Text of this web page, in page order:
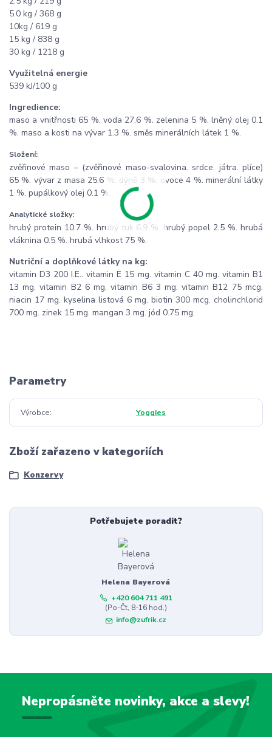
5.0 kg / 368 g
10kg / 619 g
15 kg / 838 g
30 kg / 1218 g
Využitelná energie
539 kJ/100 g
Ingredience:
maso a vnitřnosti 65 %. voda 27.6 %. zelenina 5 %. lněný olej 0.1
%. maso a kosti na vývar 1.3 %. směs minerálních látek 1 %.
Složení:
zvěřinové maso – (zvěřinové maso-svalovina. srdce. játra. plíce)
65 %. vývar z masa 25.6 %. dýně 3 %. ovoce 4 %. minerální látky
1 %. pupálkový olej 0.1 %.
Analytické složky:
hrubý protein 10.7 %. hrubý tuk 6.9 %. hrubý popel 2.5 %. hrubá
vláknina 0.5 %. hrubá vlhkost 75 %.
Nutriční a doplňkové látky na kg:
vitamin D3 200 I.E.. vitamin E 15 mg. vitamin C 40 mg. vitamin B1
13 mg. vitamin B2 6 mg. vitamin B6 3 mg. vitamin B12 75 mcg.
niacin 17 mg. kyselina listová 6 mg. biotin 300 mcg. cholinchlorid
700 mg. zinek 15 mg. mangan 3 mg. jód 0.75 mg.
Parametry
Výrobce Yoggies
Zboží zařazeno v kategoriích
Konzervy
Potřebujete poradit?
Helena Bayerová
+420 604 711 491
(Po-Čt, 8-16 hod.)
info@zufrik.cz
Nepropásněte novinky, akce a slevy!